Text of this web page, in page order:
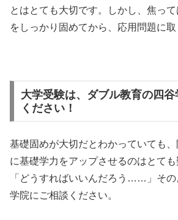
とはとても大切です。しかし、焦っ
をしっかり固めてから、応用問題に取
大学受験は、ダブル教育の四
ください！
基礎固めが大切だとわかっていても
に基礎学力をアップさせるのはとても
「どうすればいいんだろう……」そ
学院にご相談ください。